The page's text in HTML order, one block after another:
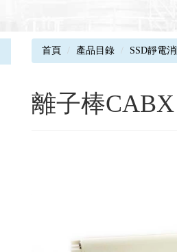
首頁 產品目錄 SSD靜電
離子棒CABX